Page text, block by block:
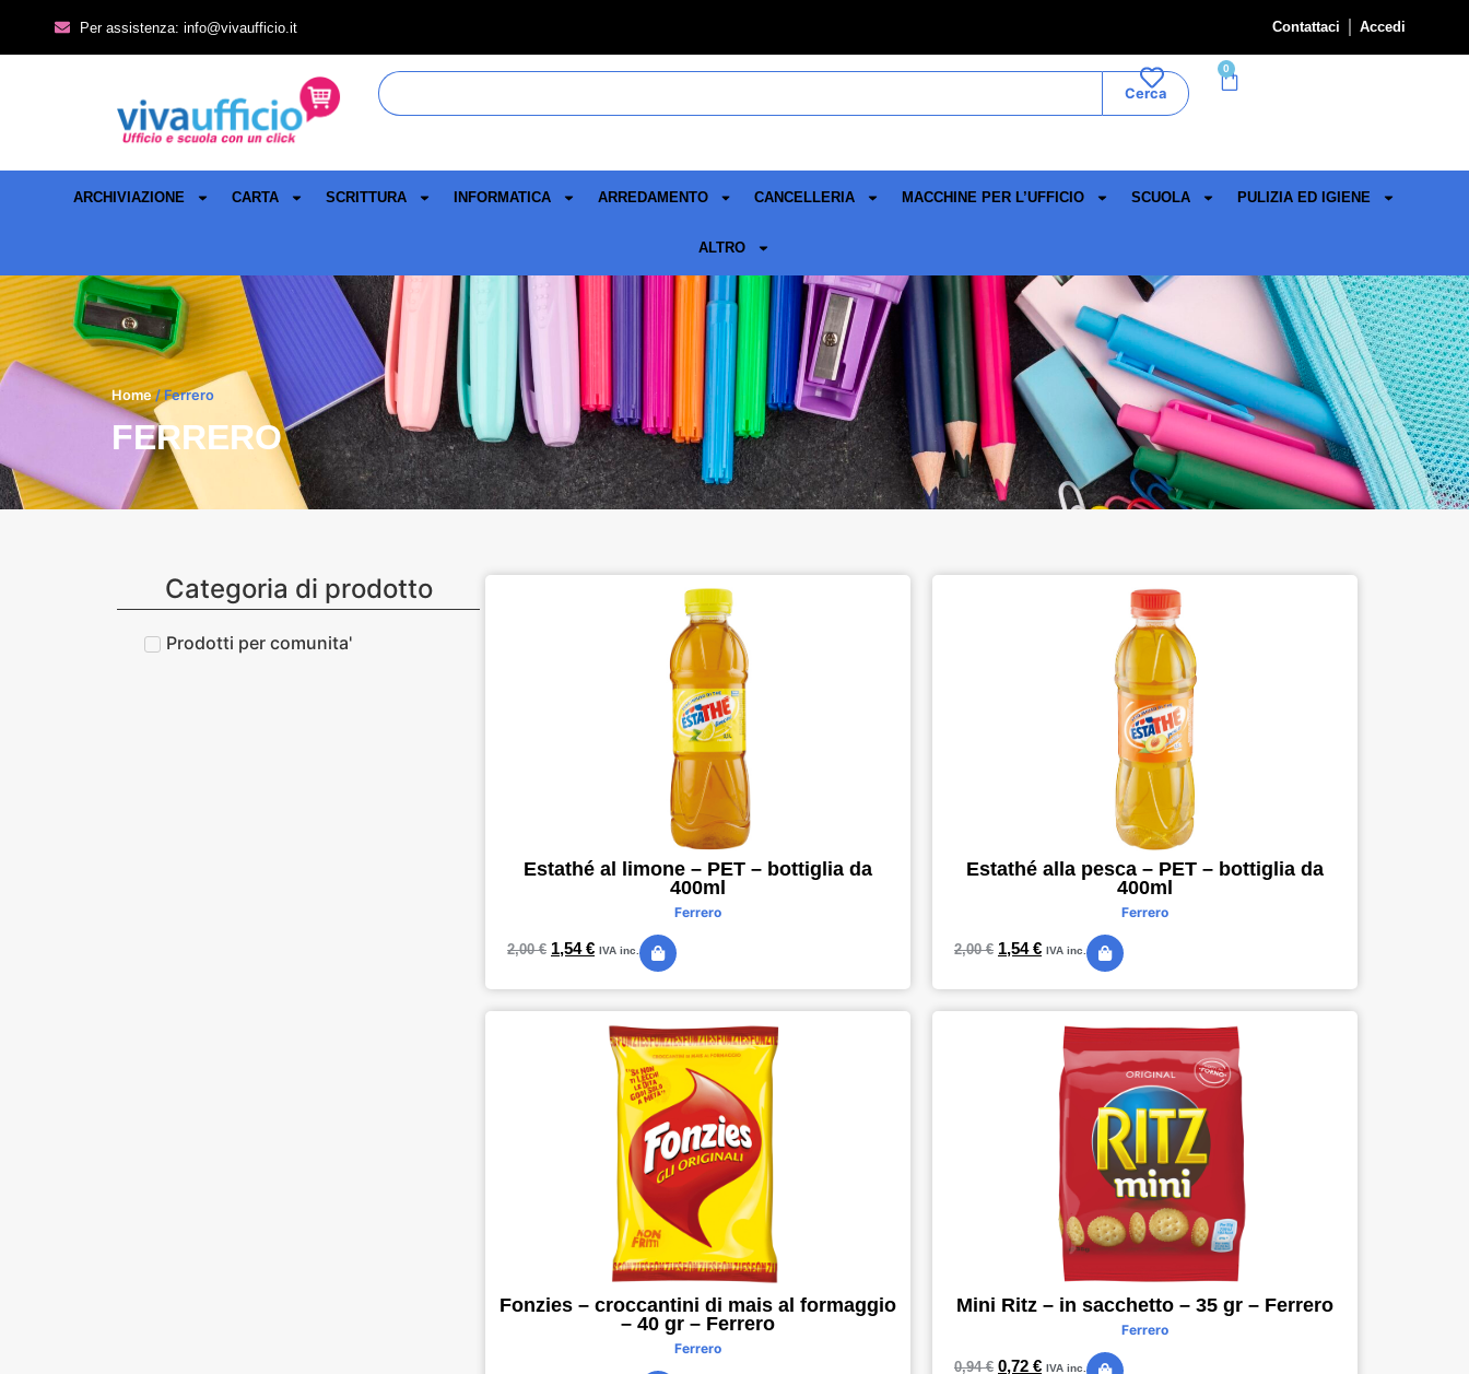
Per assistenza: info@vivaufficio.it Contattaci Accedi
Cerca
0
ARCHIVIAZIONE CARTA SCRITTURA INFORMATICA ARREDAMENTO CANCELLERIA MACCHINE PER L’UFFICIO SCUOLA PULIZIA ED IGIENE
ALTRO
Home/ Ferrero
FERRERO
Categoria di prodotto
Prodotti per comunita'
Estathé al limone – PET – bottiglia da
400ml
Ferrero
2,00€ 1,54€ IVA inc.
Estathé alla pesca – PET – bottiglia da
400ml
Ferrero
2,00€ 1,54€ IVA inc.
Fonzies – croccantini di mais al formaggio
– 40 gr – Ferrero
Ferrero
Mini Ritz – in sacchetto – 35 gr – Ferrero
Ferrero
0,94€ 0,72 € IVA inc.